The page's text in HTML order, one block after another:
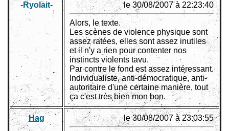
-Ryolait- le 30/08/2007 à 22:23:40
Alors, le texte.
Les scènes de violence physique sont
assez ratées, elles sont assez inutiles
et il n'y a rien pour contenter nos
instincts violents tavu.
Par contre le fond est assez intéressant.
Individualiste, anti-démocratique, anti-
autoritaire d'une certaine manière, tout
ça c'est très bien mon bon.
Hag le 30/08/2007 à 23:03:55